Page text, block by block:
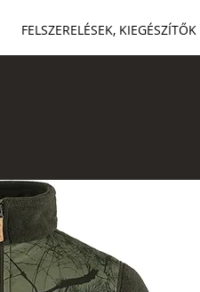
FELSZERELÉSEK, KIEGÉSZÍTŐK